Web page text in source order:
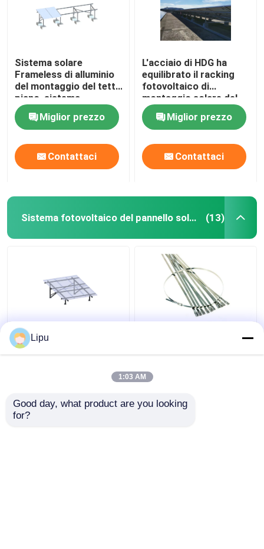
Sistema solare
Frameless di alluminio
del montaggio del tetto
piano, sistema
commerciale del
montaggio della
zavorra
Miglior prezzo
Contattaci
L'acciaio di HDG ha
equilibrato il racking
fotovoltaico di
montaggio solare del
tetto piano dei sistemi
Miglior prezzo
Contattaci
Sistema fotovoltaico del pannello solare (13)
Fuori poli del sistema
fotovoltaico del
di acciaio inossidabile
Sus304 per gli
montaggio di pannello
Lipu
1:03 AM
Good day, what product are you looking
for?